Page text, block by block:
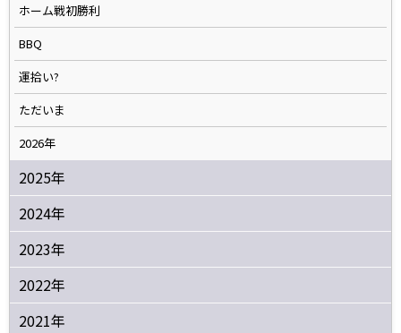
ホーム戦初勝利
BBQ
運拾い?
ただいま
2026年
2025年
2024年
2023年
2022年
2021年